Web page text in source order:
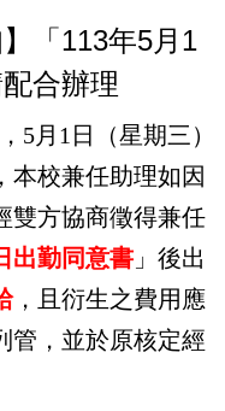
「113年5月1
合辦理
5月1日（星期三）
本校兼任助理如因
雙方協商徵得兼任
出勤同意書 」後出
，且衍生之費用應
管，並於原核定經